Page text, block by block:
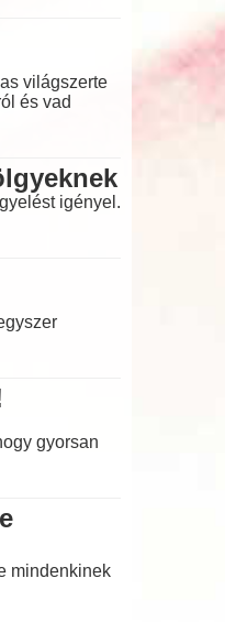
világszerte
és vad
igényel.
gyorsan
mindenkinek